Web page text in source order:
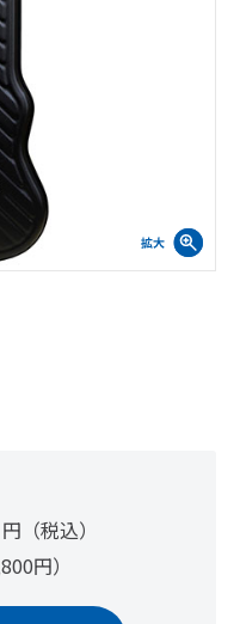
円（税込）
円）